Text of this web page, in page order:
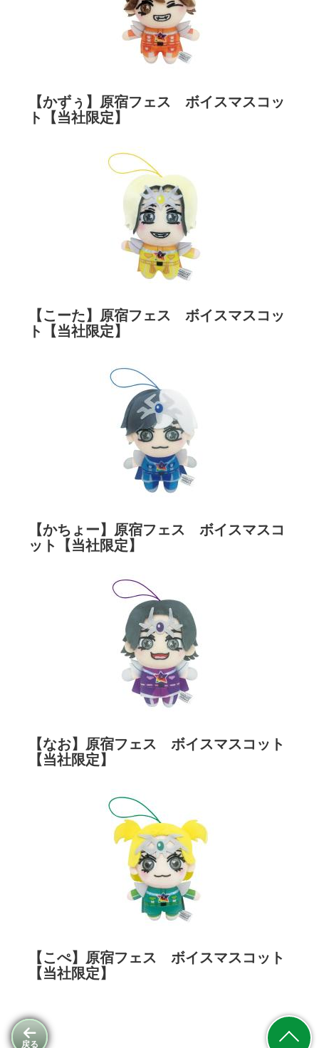
戻る
【かずぅ】原宿フェス ボイスマスコッ
ト【当社限定】
【こーた】原宿フェス ボイスマスコッ
ト【当社限定】
【かちょー】原宿フェス ボイスマスコ
ット【当社限定】
【なお】原宿フェス ボイスマスコット
【当社限定】
【こぺ】原宿フェス ボイスマスコット
【当社限定】